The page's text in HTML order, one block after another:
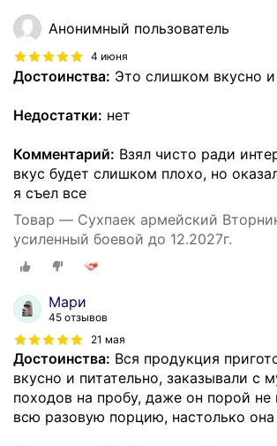
Анонимный пользователь
4 июня
Достоинства: Это слишком вкусно
Недостатки: нет
Комментарий: Взял чисто ради
вкус будет слишком плохо, но
я съел все
Товар — Сухпаек армейский
усиленный боевой до 12.2027г.
Мари
45 отзывов
21 мая
Достоинства: Вся продукция
вкусно и питательно, заказывали с
походов на пробу, даже он порой не
всю разовую порцию, настолько